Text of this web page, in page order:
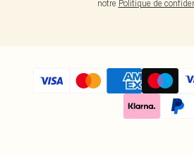
notre Politique de